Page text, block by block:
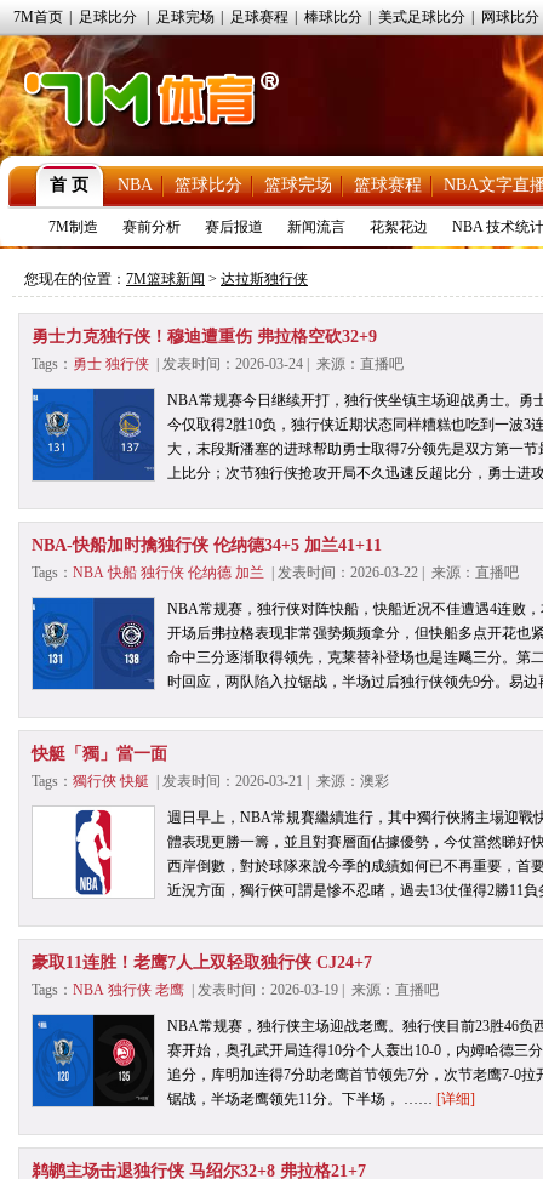
7M首页 足球比分 足球完场 足球赛程 棒球比分 美式足球比分 网球比分
首 页 NBA 篮球比分 篮球完场 篮球赛程 NBA文字直
7M制造 赛前分析 赛后报道 新闻流言 花絮花边 NBA 技术统计
您现在的位置： 7M篮球新闻 > 达拉斯独行侠
勇士力克独行侠！穆迪遭重伤 弗拉格空砍32+9
Tags： 勇士 独行侠 | 发表时间：2026-03-24 | 来源：直播吧
NBA常规赛今日继续开打，独行侠坐镇主场迎战勇士。勇
今仅取得2胜10负，独行侠近期状态同样糟糕也吃到一波3
大，末段斯潘塞的进球帮助勇士取得7分领先是双方第一
上比分；次节独行侠抢攻开局不久迅速反超比分，勇士
NBA-快船加时擒独行侠 伦纳德34+5 加兰41+11
Tags： NBA 快船 独行侠 伦纳德 加兰 | 发表时间：2026-03-22 | 来源：直播吧
NBA常规赛，独行侠对阵快船，快船近况不佳遭遇4连败
开场后弗拉格表现非常强势频频拿分，但快船多点开花也
命中三分逐渐取得领先，克莱替补登场也是连飚三分。第
时回应，两队陷入拉锯战，半场过后独行侠领先9分。易
快艇「獨」當一面
Tags： 獨行俠 快艇 | 发表时间：2026-03-21 | 来源：澳彩
週日早上，NBA常規賽繼續進行，其中獨行俠將主場迎戰
體表現更勝一籌，並且對賽層面佔據優勢，今仗當然睇好
西岸倒數，對於球隊來說今季的成績如何已不再重要，首
近況方面，獨行俠可謂是慘不忍睹，過去13仗僅得2勝11
豪取11连胜！老鹰7人上双轻取独行侠 CJ24+7
Tags： NBA 独行侠 老鹰 | 发表时间：2026-03-19 | 来源：直播吧
NBA常规赛，独行侠主场迎战老鹰。独行侠目前23胜46负
赛开始，奥孔武开局连得10分个人轰出10-0，内姆哈德三
追分，库明加连得7分助老鹰首节领先7分，次节老鹰7-0
锯战，半场老鹰领先11分。下半场， …… [详细]
鹈鹕主场击退独行侠 马绍尔32+8 弗拉格21+7